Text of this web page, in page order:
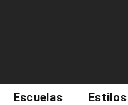
Escuelas Estilos